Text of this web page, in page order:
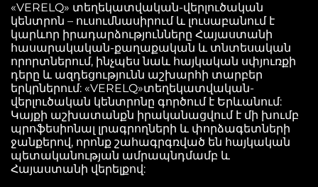
«VERELQ» տեղեկատվական-վերլուծական
կենտրոն – ուսումնասիրում և լուսաբանում է
կարևոր իրադարձությունները Հայաստանի
հասարակական-քաղաքական և տնտեսական
որորտներում, ինչպես նաև հայկական սփյուռքի
դերը և ազդեցությունն աշխարհի տարբեր
երկրներում: «VERELQ»տեղեկատվական-
վերլուծական կենտրոնը գործում է Երևանում:
Կայքի աշխատանքն իրականացվում է մի խումբ
պրոֆեսիոնալ լրագրողների և փորձագետների
ջանքերով, որոնք շահագրգռված են հայկական
պետականության ամրապնդմամբ և
Հայաստանի վերելքով: